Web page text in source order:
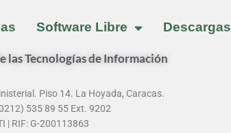
e
o
k
e
r
m
t
k
Software Libre Descargas
las Tecnologías de Información
Piso 14. La Hoyada, Caracas.
535 89 55 Ext. 9202
| RIF: G-200113863